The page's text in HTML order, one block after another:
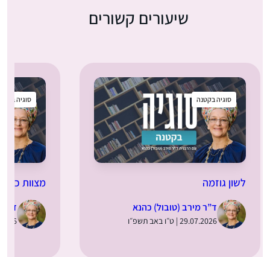
שיעורים קשורים
סוגיה בקטנה
לשון גוזמה
ד”ר מירב (טובול) כהנא
29.07.2026 | ט״ו באב תשפ״ו
סוגיה
מצוות
ד”ר